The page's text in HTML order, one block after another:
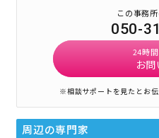
この事務
050-
24時
お
※相談サポートを見たとお伝
周辺の専門家